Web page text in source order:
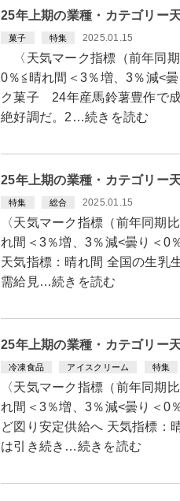
25年上期の業種・カテゴリー
菓子 特集 2025.01.15
〈天気マーク指標（前年同
0％≦晴れ間＜3％増、3
ク菓子 24年産馬鈴薯豊作で
絶好調だ。2…続きを読む
25年上期の業種・カテゴリー
特集 総合 2025.01.15
〈天気マーク指標（前年同期
れ間＜3％増、3％減<曇り＜
天気指標：晴れ間 全国の生乳
需給見…続きを読む
25年上期の業種・カテゴリー
冷凍食品 アイスクリーム 特集
〈天気マーク指標（前年同期
れ間＜3％増、3％減<曇り＜
ど図り安定供給へ 天気指標：
は引き続き…続きを読む